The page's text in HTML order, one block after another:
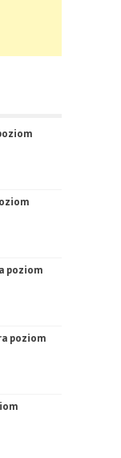
poziom
poziom